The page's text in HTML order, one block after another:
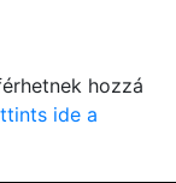
hozzá
ide a